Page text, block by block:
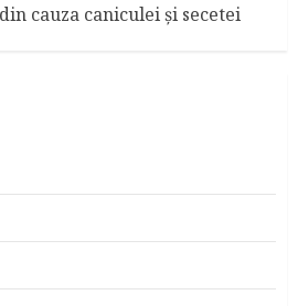
cauza caniculei şi secetei